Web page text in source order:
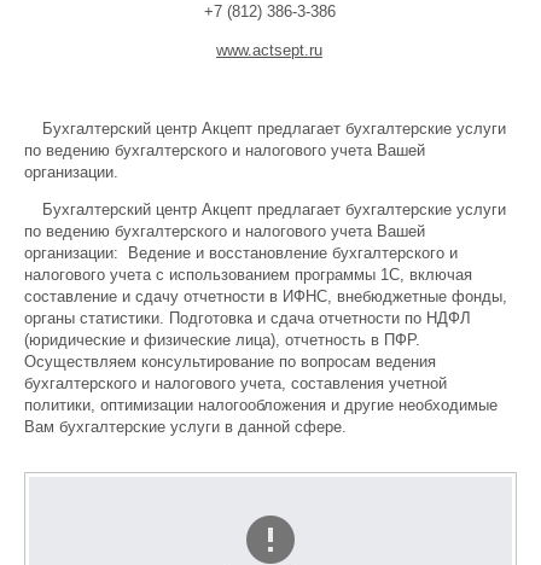
+7 (812) 386-3-386
www.actsept.ru
Бухгалтерский центр Акцепт предлагает бухгалтерские услуги
по ведению бухгалтерского и налогового учета Вашей
организации.
Бухгалтерский центр Акцепт предлагает бухгалтерские услуги
по ведению бухгалтерского и налогового учета Вашей
организации: Ведение и восстановление бухгалтерского и
налогового учета с использованием программы 1С, включая
составление и сдачу отчетности в ИФНС, внебюджетные фонды,
органы статистики. Подготовка и сдача отчетности по НДФЛ
(юридические и физические лица), отчетность в ПФР.
Осуществляем консультирование по вопросам ведения
бухгалтерского и налогового учета, составления учетной
политики, оптимизации налогообложения и другие необходимые
Вам бухгалтерские услуги в данной сфере.